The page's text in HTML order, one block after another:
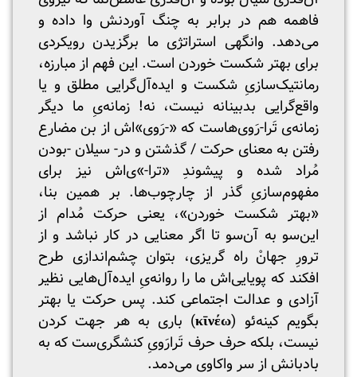
فاهمه هم در برابر به چنگ آوردنش وا داده و
می‌دهد. وانگهی استراتژی ما برگزیدن رویکردی
برای بهتر شکست خوردن است. این فهم از مبارزه،
رمانتیک‌سازیِ شکست و ایده‌آل‌گرایی مطلق و یا
واقع‌گرایی بدبینانه نیست، نه! زمانه‌یِ ما دیگر
زمانه‌ی تَرا-رَوی‌‌‌هاست که «-رَوی‌»اش از بن مضارع
رفتن به معنای حرکت / گذشتن و در- سیلان -بودن
مُراد شده و پیشوندِ «ترا-»ی‌اش نیز برای
مفهوم‌سازیِ گذر از چارچوب‌ها. بر همین بنا،
«بهتر شکست خوردن»، یعنی حرکت مُدام از
این‌سو به آن‌سو تا اگر معنایی در کار نباشد و از
ترورِ جهانْ راه گریزی، بتوان چشم‌اندازی طرح
افکند که پویایی‌‌اش ما را روانه‌یِ ایده‌آل‌هایی نظیر
آزادی و عدالت اجتماعی کند. پس حرکت یا بهتر
بگویم کینه‌ئو (κῑνέω) باری به هر جهت کردن
نیست، بلکه حرف‌ حرف تَرارَویِ کنشگری‌ست که به
بادبانش از سر واکاوی می‌دمد.